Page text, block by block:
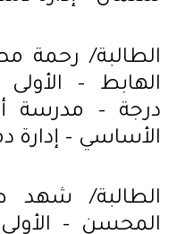
الطالبة/ رحمة
درجة – مدرسة
الأساسي – إدارة
الطالبة/ شهد